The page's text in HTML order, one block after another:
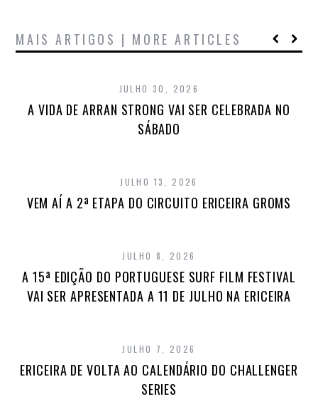
MAIS ARTIGOS | MORE ARTICLES
JULHO 30, 2026
A VIDA DE ARRAN STRONG VAI SER CELEBRADA NO
SÁBADO
JULHO 13, 2026
VEM AÍ A 2ª ETAPA DO CIRCUITO ERICEIRA GROMS
JULHO 8, 2026
A 15ª EDIÇÃO DO PORTUGUESE SURF FILM FESTIVAL
VAI SER APRESENTADA A 11 DE JULHO NA ERICEIRA
JULHO 7, 2026
ERICEIRA DE VOLTA AO CALENDÁRIO DO CHALLENGER
SERIES